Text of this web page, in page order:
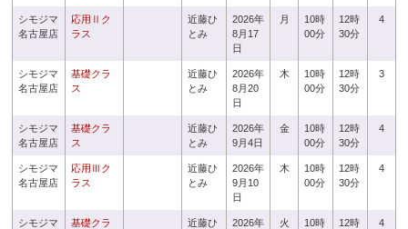
シモジマ
名古屋店
応用Ⅱク
ラス
近藤ひ
とみ
2026年
8月17
日
月
10時
00分
12時
30分
4
シモジマ
名古屋店
基礎クラ
ス
近藤ひ
とみ
2026年
8月20
日
木
10時
00分
12時
30分
3
シモジマ
名古屋店
基礎クラ
ス
近藤ひ
とみ
2026年
9月4日
金
10時
00分
12時
30分
4
シモジマ
名古屋店
応用Ⅲク
ラス
近藤ひ
とみ
2026年
9月10
日
木
10時
00分
12時
30分
4
シモジマ
基礎クラ
近藤ひ
2026年
火
10時
12時
4